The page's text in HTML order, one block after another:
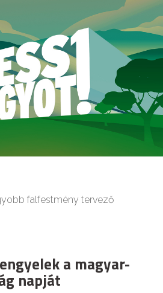
falfestmény tervező
a magyar-
napját